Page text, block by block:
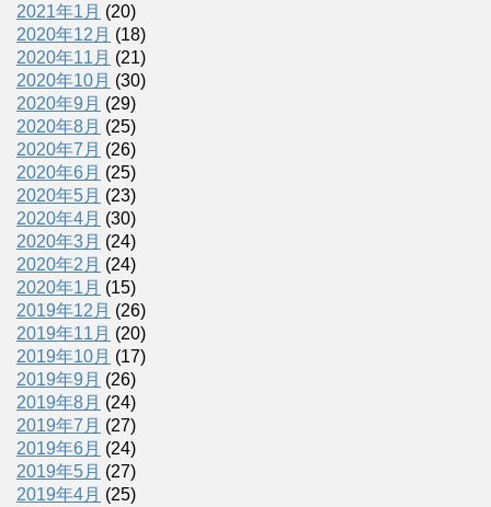
2021年1月 (20)
2020年12月 (18)
2020年11月 (21)
2020年10月 (30)
2020年9月 (29)
2020年8月 (25)
2020年7月 (26)
2020年6月 (25)
2020年5月 (23)
2020年4月 (30)
2020年3月 (24)
2020年2月 (24)
2020年1月 (15)
2019年12月 (26)
2019年11月 (20)
2019年10月 (17)
2019年9月 (26)
2019年8月 (24)
2019年7月 (27)
2019年6月 (24)
2019年5月 (27)
2019年4月 (25)